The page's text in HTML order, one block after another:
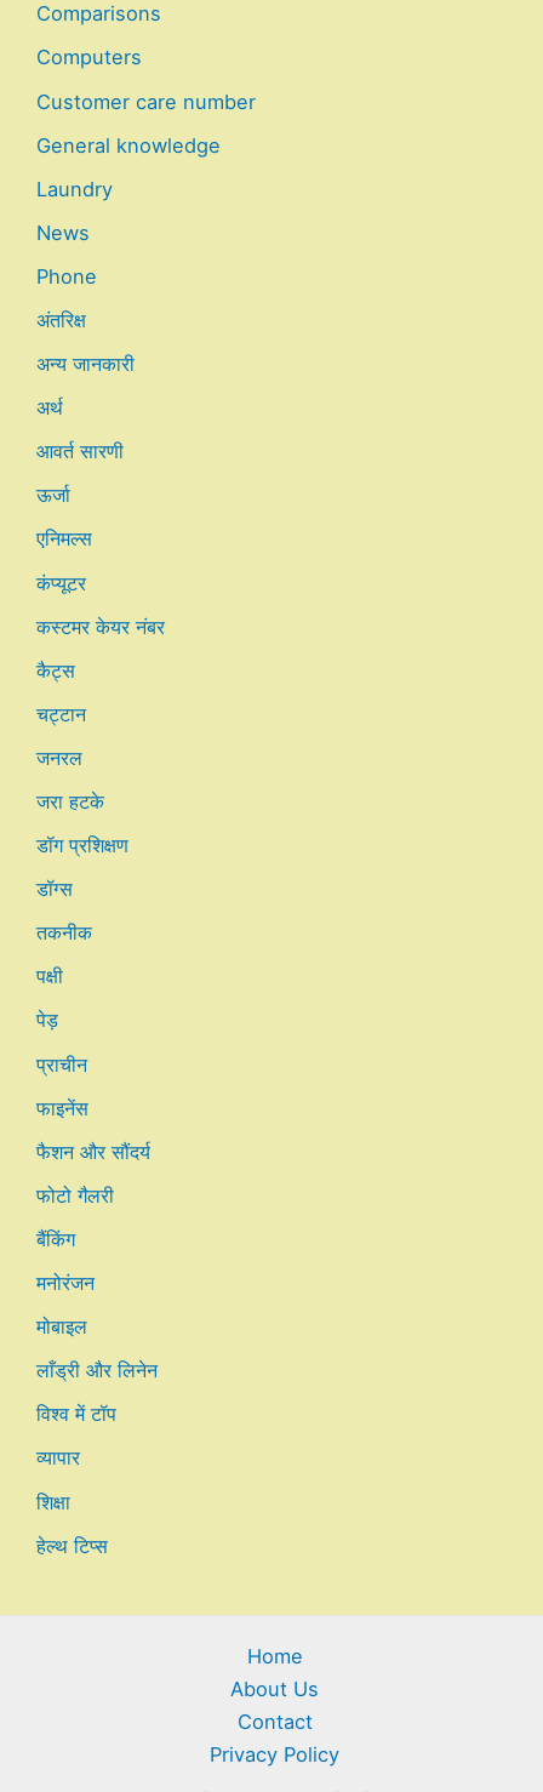
Comparisons
Computers
Customer care number
General knowledge
Laundry
News
Phone
अंतरिक्ष
अन्य जानकारी
अर्थ
आवर्त सारणी
ऊर्जा
एनिमल्स
कंप्यूटर
कस्टमर केयर नंबर
कैट्स
चट्टान
जनरल
जरा हटके
डॉग प्रशिक्षण
डॉग्स
तकनीक
पक्षी
पेड़
प्राचीन
फाइनेंस
फैशन और सौंदर्य
फोटो गैलरी
बैंकिंग
मनोरंजन
मोबाइल
लाँड्री और लिनेन
विश्व में टॉप
व्यापार
शिक्षा
हेल्थ टिप्स
Home
About Us
Contact
Privacy Policy